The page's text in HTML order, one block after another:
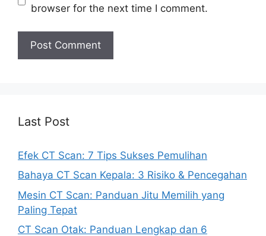
browser for the next time I comment.
Last Post
Efek CT Scan: 7 Tips Sukses Pemulihan
Bahaya CT Scan Kepala: 3 Risiko & Pencegahan
Mesin CT Scan: Panduan Jitu Memilih yang
Paling Tepat
CT Scan Otak: Panduan Lengkap dan 6